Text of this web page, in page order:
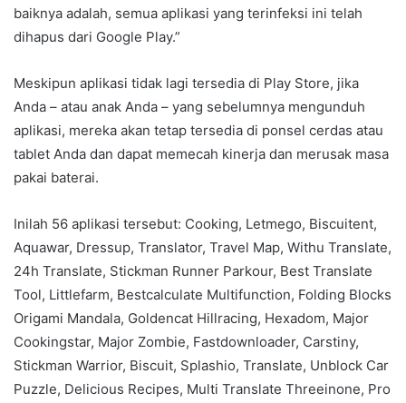
baiknya adalah, semua aplikasi yang terinfeksi ini telah
dihapus dari Google Play.”
Meskipun aplikasi tidak lagi tersedia di Play Store, jika
Anda – atau anak Anda – yang sebelumnya mengunduh
aplikasi, mereka akan tetap tersedia di ponsel cerdas atau
tablet Anda dan dapat memecah kinerja dan merusak masa
pakai baterai.
Inilah 56 aplikasi tersebut: Cooking, Letmego, Biscuitent,
Aquawar, Dressup, Translator, Travel Map, Withu Translate,
24h Translate, Stickman Runner Parkour, Best Translate
Tool, Littlefarm, Bestcalculate Multifunction, Folding Blocks
Origami Mandala, Goldencat Hillracing, Hexadom, Major
Cookingstar, Major Zombie, Fastdownloader, Carstiny,
Stickman Warrior, Biscuit, Splashio, Translate, Unblock Car
Puzzle, Delicious Recipes, Multi Translate Threeinone, Pro